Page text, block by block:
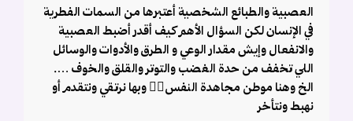
العصبية والطبائع الشخصية أعتبرها من السمات الفطرية
في الإنسان لكن السؤال الأهم كيف أقدر أضبط العصبية
والانفعال وإيش مقدار الوعي و الطرق والأدوات والوسائل
اللي تخفف من حدة الغضب والتوتر والقلق والخوف ….
الخ وهنا موطن مجاهدة النفس👌🏻 وبها نرتقي ونتقدم أو
نهبط ونتأخر